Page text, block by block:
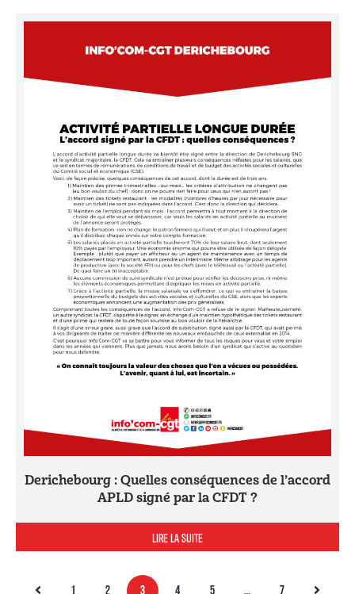
Derichebourg : Quelles conséquences de l’accord
APLD signé par la CFDT ?
LIRE LA SUITE
1 2 3 4 5 … 7